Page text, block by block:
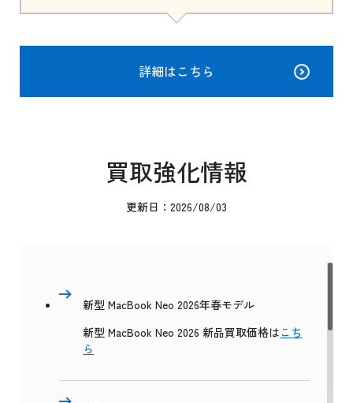
詳細はこちら
買取強化情報
更新日：2026/08/03
新型 MacBook Neo 2026年春モデル
新型 MacBook Neo 2026 新品買取価格はこち
ら